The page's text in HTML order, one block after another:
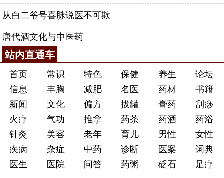
从白二爷号喜脉说医不可欺
唐代酒文化与中医药
站内直通车
首页 常识 特色 保健 养生
论坛
信息
丰胸 减肥 名医 药材
书籍
新闻
文化 偏方 拔罐 膏药
刮痧
火疗
气功 推拿 药茶 药酒
药浴
针灸
美容 老年 育儿 男性
女性
疾病
杂症 中药 诊断 医案
词典
医生
医院 问答 药粥 砭石 足疗